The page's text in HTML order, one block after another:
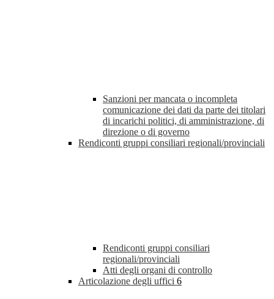
Sanzioni per mancata o incompleta
comunicazione dei dati da parte dei titolari
di incarichi politici, di amministrazione, di
direzione o di governo
Rendiconti gruppi consiliari regionali/provinciali
Rendiconti gruppi consiliari
regionali/provinciali
Atti degli organi di controllo
Articolazione degli uffici 6